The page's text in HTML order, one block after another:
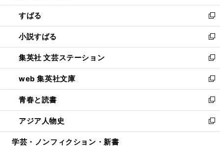
開
く
ウ
で
開
く
ン
ド
ウ
で
開
く
すばる
新
し
い
ウ
ィ
ン
ド
ウ
で
開
く
小説すばる
新
し
い
ウ
ィ
ン
ド
ウ
で
開
集英社 文芸ステーション
新
し
い
ウ
ィ
ン
ド
ウ
web 集英社文庫
新
し
い
ウ
ィ
ン
青春と読書
新
し
い
ウ
アジア人物史
新
し
学芸・ノンフィクション・新書